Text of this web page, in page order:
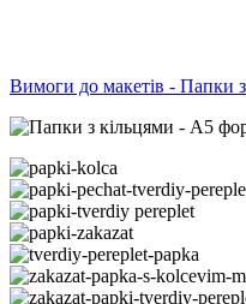
Вимоги до макетів - Папки